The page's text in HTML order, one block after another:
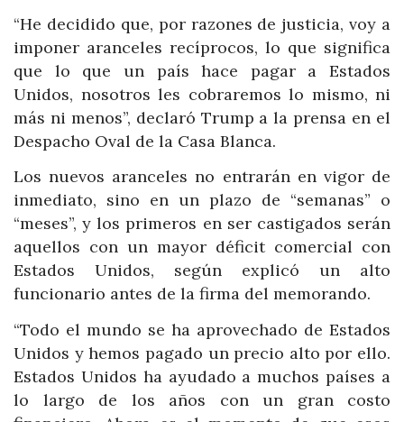
“He decidido que, por razones de justicia, voy a
imponer aranceles recíprocos, lo que significa
que lo que un país hace pagar a Estados
Unidos, nosotros les cobraremos lo mismo, ni
más ni menos”, declaró Trump a la prensa en el
Despacho Oval de la Casa Blanca.
Los nuevos aranceles no entrarán en vigor de
inmediato, sino en un plazo de “semanas” o
“meses”, y los primeros en ser castigados serán
aquellos con un mayor déficit comercial con
Estados Unidos, según explicó un alto
funcionario antes de la firma del memorando.
“Todo el mundo se ha aprovechado de Estados
Unidos y hemos pagado un precio alto por ello.
Estados Unidos ha ayudado a muchos países a
lo largo de los años con un gran costo